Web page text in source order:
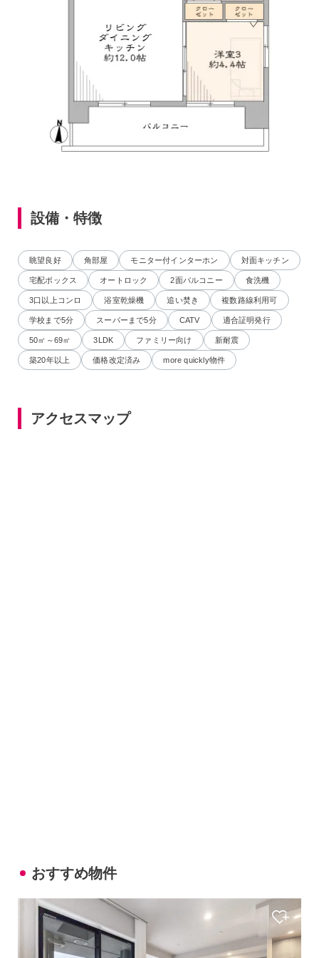
設備・特徴
眺望良好 角部屋 モニター付インターホン 対面キッチン
宅配ボックス オートロック 2面バルコニー 食洗機
3口以上コンロ 浴室乾燥機 追い焚き 複数路線利用可
学校まで5分 スーパーまで5分 CATV 適合証明発行
50㎡～69㎡ 3LDK ファミリー向け 新耐震
築20年以上 価格改定済み more quickly物件
アクセスマップ
おすすめ物件